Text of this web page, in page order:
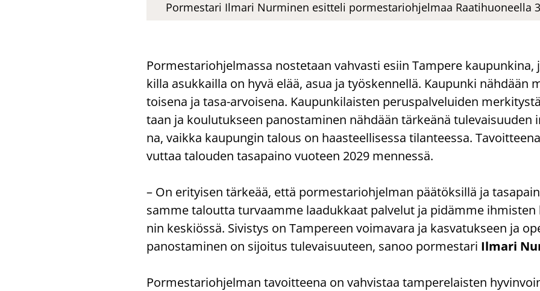
Pormestari Ilmari Nurminen esitteli pormestariohjelmaa Raatihuoneella
Por­mes­ta­rioh­jel­mas­sa nos­te­taan vah­vas­ti esiin Tam­pe­re
kil­la asuk­kail­la on hyvä elää, asua ja työs­ken­nel­lä. Kau­pun­ki näh­dään
toi­se­na ja tasa-​arvoisena. Kau­pun­ki­lais­ten pe­rus­pal­ve­lui­den
taan ja kou­lu­tuk­seen pa­nos­ta­mi­nen näh­dään tär­keä­nä
na, vaik­ka kau­pun­gin ta­lous on haas­teel­li­ses­sa ti­lan­tees­sa.
vut­taa ta­lou­den ta­sa­pai­no vuo­teen 2029 men­nes­sä.
– On eri­tyi­sen tär­ke­ää, että por­mes­ta­rioh­jel­man pää­tök­sil­lä ja
sam­me ta­lout­ta tur­vaam­me laa­duk­kaat pal­ve­lut ja pi­däm­me
nin kes­kiös­sä. Si­vis­tys on Tam­pe­reen voi­ma­va­ra ja kas­va­tuk­seen ja
pa­nos­ta­mi­nen on si­joi­tus tu­le­vai­suu­teen, sanoo por­mes­ta­ri Il­ma­ri
Por­mes­ta­rioh­jel­man ta­voit­tee­na on vah­vis­taa tam­pe­re­lais­ten